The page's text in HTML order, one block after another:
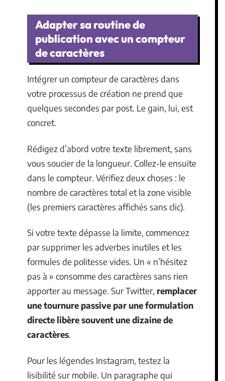
Adapter sa routine de
publication avec un compteur
de caractères
Intégrer un compteur de caractères dans
votre processus de création ne prend que
quelques secondes par post. Le gain, lui, est
concret.
Rédigez d’abord votre texte librement, sans
vous soucier de la longueur. Collez-le ensuite
dans le compteur. Vérifiez deux choses : le
nombre de caractères total et la zone visible
(les premiers caractères affichés sans clic).
Si votre texte dépasse la limite, commencez
par supprimer les adverbes inutiles et les
formules de politesse vides. Un « n’hésitez
pas à » consomme des caractères sans rien
apporter au message. Sur Twitter, remplacer
une tournure passive par une formulation
directe libère souvent une dizaine de
caractères.
Pour les légendes Instagram, testez la
lisibilité sur mobile. Un paragraphe qui